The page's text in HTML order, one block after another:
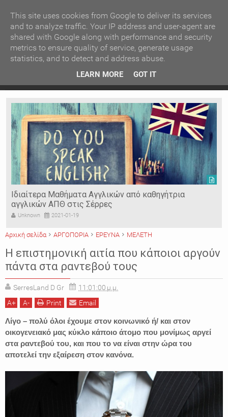
Ιερόσυλοι έκλεψαν τάματα από Ιερό Ναό στις Σέρρες
Ιδιαίτερα Μαθήματα Αγγλικών από καθηγήτρια
αγγλικών ΑΠΘ στις Σέρρες
Unknown 2021-01-19
Αρχική σελίδα ΑΡΓΟΠΟΡΙΑ ΕΡΕΥΝΑ ΜΕΛΕΤΗ
Η επιστημονική αιτία που κάποιοι αργούν
πάντα στα ραντεβού τους
SerresLand D Gr
11:01:00 μ.μ.
A+ A- Print Email
Λίγο – πολύ όλοι έχουμε στον κοινωνικό ή/ και στον
οικογενειακό μας κύκλο κάποιο άτομο που μονίμως αργεί
στα ραντεβού του, και που το να είναι στην ώρα του
αποτελεί την εξαίρεση στον κανόνα.
ΚΕΝΤΡΙΚΗ ΑΝΑ ΚΑΤΗΓΟΡΙΑ
ΕΙΔΗΣΕΙΣ ΑΝΑ ΠΕΡΙΟΧΗ
ΠΡΟΣΦΑΤΑ ΝΕΑ
Ν. ΣΕΡΡΩΝ Η ΓΗ ΜΑΣ
ΤΥΧΑΙΕΣ ΑΝΑΡΤΗΣΕΙΣ/ΑΡΘΡΑ
Serres Racing Circuit
Panserraikos FC
Ikaroi B.C.
This site uses cookies from Google to deliver its services
and to analyze traffic. Your IP address and user-agent are
shared with Google along with performance and security
metrics to ensure quality of service, generate usage
statistics, and to detect and address abuse.
LEARN MORE GOT IT